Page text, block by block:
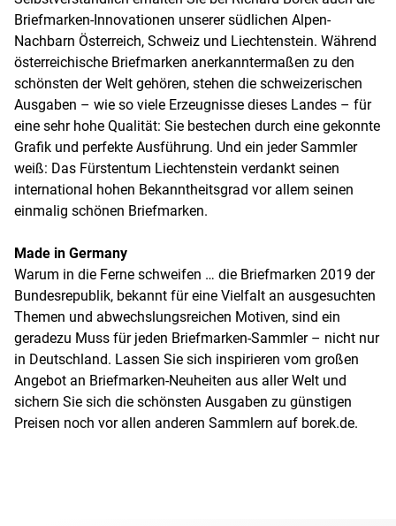
Briefmarken-Innovationen unserer südlichen Alpen-
Nachbarn Österreich, Schweiz und Liechtenstein. Während
österreichische Briefmarken anerkanntermaßen zu den
schönsten der Welt gehören, stehen die schweizerischen
Ausgaben – wie so viele Erzeugnisse dieses Landes – für
eine sehr hohe Qualität: Sie bestechen durch eine gekonnte
Grafik und perfekte Ausführung. Und ein jeder Sammler
weiß: Das Fürstentum Liechtenstein verdankt seinen
international hohen Bekanntheitsgrad vor allem seinen
einmalig schönen Briefmarken.
Made in Germany
Warum in die Ferne schweifen … die Briefmarken 2019 der
Bundesrepublik, bekannt für eine Vielfalt an ausgesuchten
Themen und abwechslungsreichen Motiven, sind ein
geradezu Muss für jeden Briefmarken-Sammler – nicht nur
in Deutschland. Lassen Sie sich inspirieren vom großen
Angebot an Briefmarken-Neuheiten aus aller Welt und
sichern Sie sich die schönsten Ausgaben zu günstigen
Preisen noch vor allen anderen Sammlern auf borek.de.